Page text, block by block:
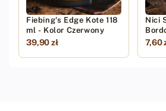
Fiebing's Edge Kote 118
ml - Kolor Czerwony
39,90 zł
Nici
20m
7,60